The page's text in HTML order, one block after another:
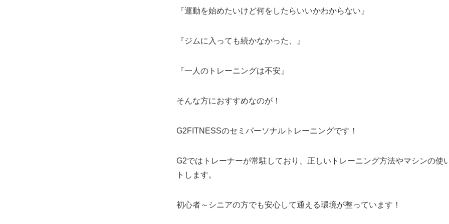
『運動を始めたいけど何をしたらいいかわからない』
『ジムに入っても続かなかった、』
『一人のトレーニングは不安』
そんな方におすすめなのが！
G2FITNESSのセミパーソナルトレーニングです！
G2ではトレーナーが常駐しており、正しいトレーニング方法やマシンの使
トします。
初心者～シニアの方でも安心して通える環境が整っています！